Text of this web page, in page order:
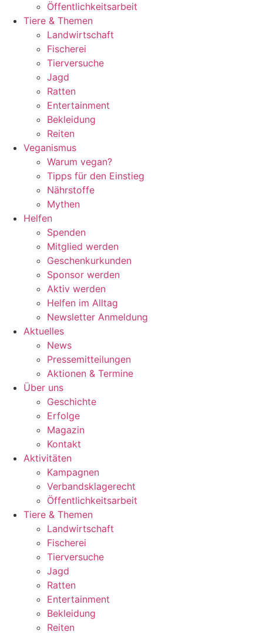
Öffentlichkeitsarbeit
Tiere & Themen
Landwirtschaft
Fischerei
Tierversuche
Jagd
Ratten
Entertainment
Bekleidung
Reiten
Veganismus
Warum vegan?
Tipps für den Einstieg
Nährstoffe
Mythen
Helfen
Spenden
Mitglied werden
Geschenkurkunden
Sponsor werden
Aktiv werden
Helfen im Alltag
Newsletter Anmeldung
Aktuelles
News
Pressemitteilungen
Aktionen & Termine
Über uns
Geschichte
Erfolge
Magazin
Kontakt
Aktivitäten
Kampagnen
Verbandsklagerecht
Öffentlichkeitsarbeit
Tiere & Themen
Landwirtschaft
Fischerei
Tierversuche
Jagd
Ratten
Entertainment
Bekleidung
Reiten